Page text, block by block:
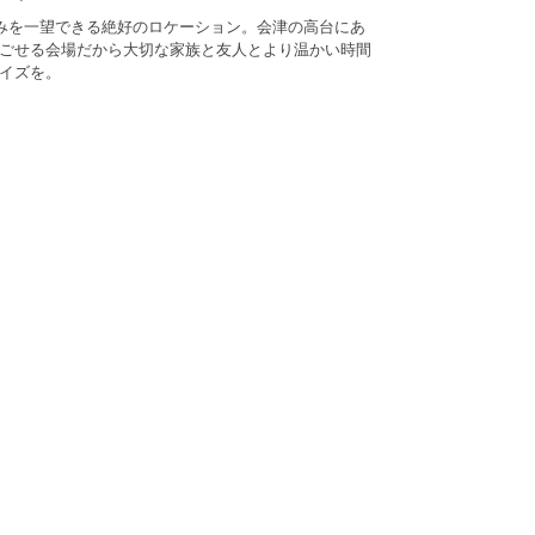
一望できる絶好のロケーション。会津の高台にあ
せる会場だから大切な家族と友人とより温かい時間
ズを。